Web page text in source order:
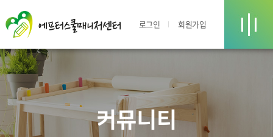
로그인 회원가입
커뮤니티